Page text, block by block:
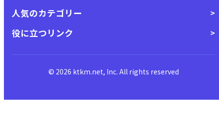
人気のカテゴリー
役に立つリンク
© 2026 ktkm.net, Inc. All rights reserved